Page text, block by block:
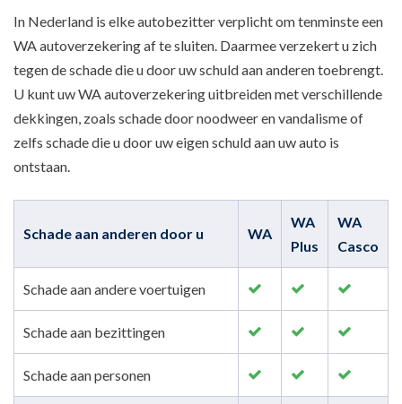
In Nederland is elke autobezitter verplicht om tenminste een
WA autoverzekering af te sluiten. Daarmee verzekert u zich
tegen de schade die u door uw schuld aan anderen toebrengt.
U kunt uw WA autoverzekering uitbreiden met verschillende
dekkingen, zoals schade door noodweer en vandalisme of
zelfs schade die u door uw eigen schuld aan uw auto is
ontstaan.
Schade aan anderen door u WA
WA
Plus
WA
Casco
Schade aan andere voertuigen
Schade aan bezittingen
Schade aan personen